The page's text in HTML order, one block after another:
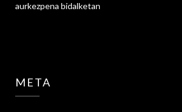
aurkezpena bidalketan
META